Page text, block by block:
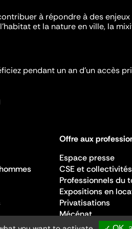
à répondre à des
et la nature en ville, la
pendant un an d’un accès
Offre aux
Espace presse
CSE et collectivités
Professionnels du
Expositions en
Privatisations
Mécénat